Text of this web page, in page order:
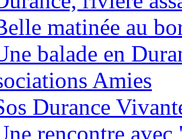
matinée au
balade en
Amies
Durance
rencontre